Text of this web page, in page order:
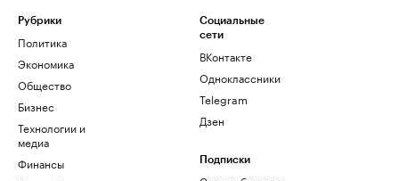
Рубрики
Политика
Экономика
Общество
Бизнес
Технологии и
медиа
Финансы
Социальные
сети
ВКонтакте
Одноклассники
Telegram
Дзен
Подписки